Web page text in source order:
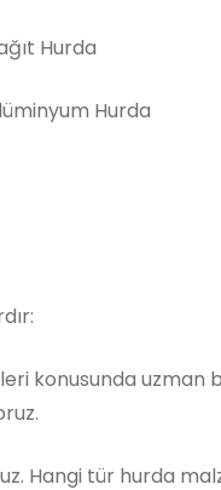
Hurda
Hurda
konusunda uzman
Hangi tür hurda